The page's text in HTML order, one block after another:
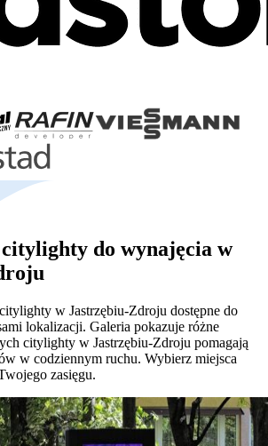
citylighty do wynajęcia w
w Jastrzębiu-Zdroju dostępne do
lokalizacji. Galeria pokazuje różne
citylighty w Jastrzębiu-Zdroju pomagają
w codziennym ruchu. Wybierz miejsca
zasięgu.